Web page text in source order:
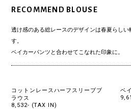
RECOMMEND BLOUSE
透け感のある総レースのデザインは春夏らし
す。
ベイカーパンツと合わせてこなれた印象に。
コットンレースハーフスリーブブ
ラウス
8,532- (TAX IN)
ベ